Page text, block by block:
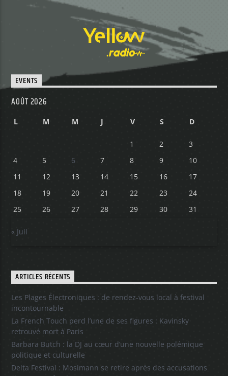
EVENTS
AOÛT 2026
L M M J V S D
1 2
3
4
5 6 7 8 9
10
11
12 13 14 15 16
17
18
19 20 21 22 23
24
25
26 27 28 29 30 31
« Juil
ARTICLES RÉCENTS
Les Plages Électroniques : de rendez-vous local à festival
incontournable
La French Touch perd l’une de ses figures : Kavinsky
retrouvé mort à Paris
Barbara Butch : la DJ au cœur d’une nouvelle polémique
politique et culturelle
Delta Festival : Mosimann se retire après des accusations